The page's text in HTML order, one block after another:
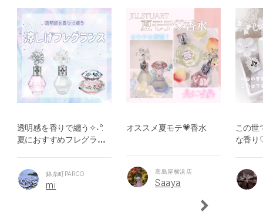
透明感を香りで纏う✧˖°.
夏におすすめフレグラン
錦糸町PARCO
mi
オススメ夏モテ💗香水
高島屋横浜店
Saaya
この世
な香り